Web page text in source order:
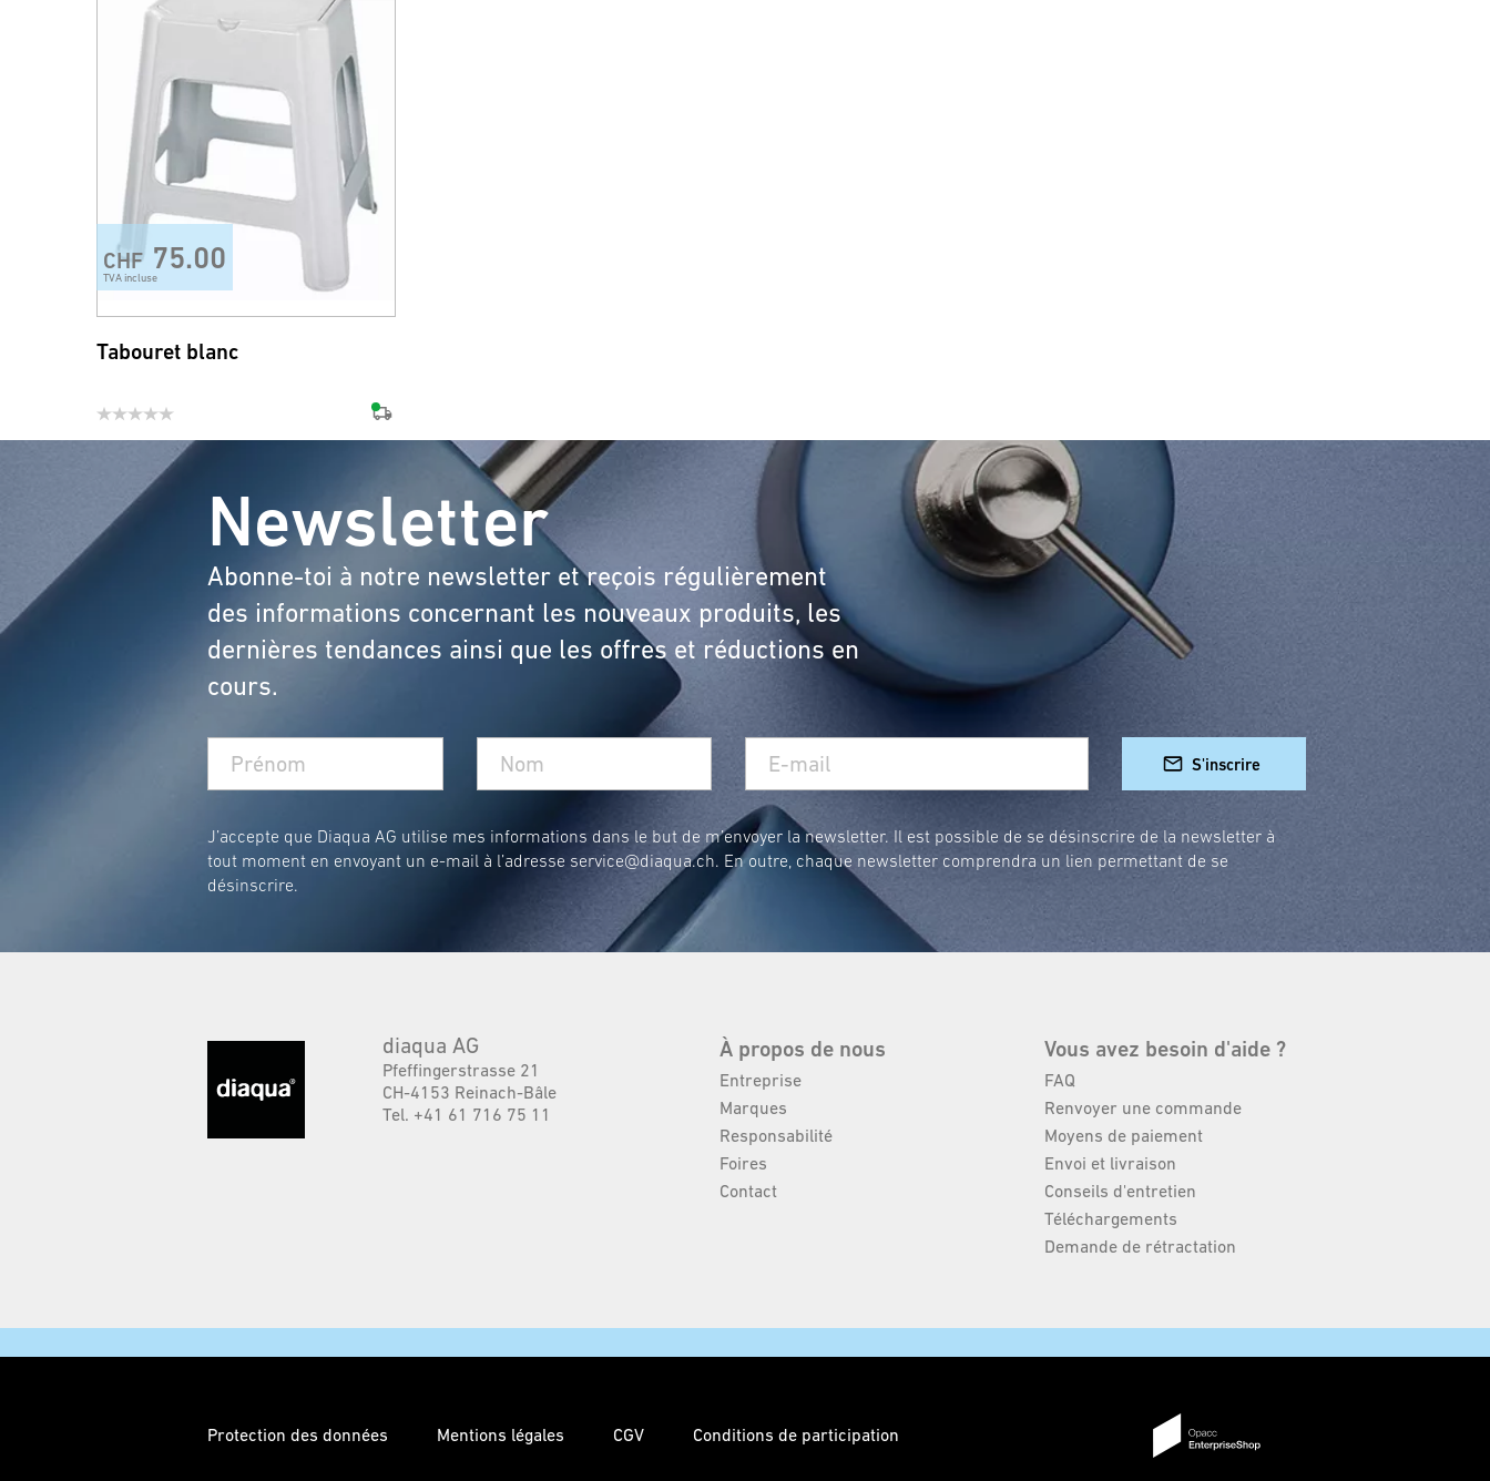
CHF 75.00
TVA incluse
Tabouret blanc
Newsletter
Abonne-toi à notre newsletter et reçois régulièrement
des informations concernant les nouveaux produits, les
dernières tendances ainsi que les offres et réductions en
cours.
S'inscrire
J’accepte que Diaqua AG utilise mes informations dans le but de m’envoyer la newsletter. Il est possible de se désinscrire de la newsletter à
tout moment en envoyant un e-mail à l’adresse service@diaqua.ch. En outre, chaque newsletter comprendra un lien permettant de se
désinscrire.
diaqua AG
Pfeffingerstrasse 21
CH-4153 Reinach-Bâle
Tel. +41 61 716 75 11
À propos de nous
Entreprise
Marques
Responsabilité
Foires
Contact
Vous avez besoin d'aide ?
FAQ
Renvoyer une commande
Moyens de paiement
Envoi et livraison
Conseils d'entretien
Téléchargements
Demande de rétractation
Protection des données Mentions légales CGV Conditions de participation